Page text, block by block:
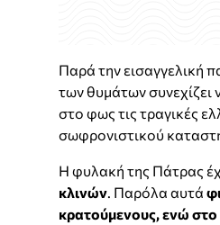
Παρά την εισαγγελική
των θυμάτων συνεχίζει
στο φως τις τραγικές
σωφρονιστικού
Η φυλακή της Πάτρας
κλινών. Παρόλα αυτά
κρατούμενους, ενώ